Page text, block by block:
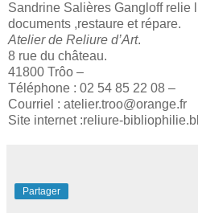
Sandrine Salières Gangloff relie
documents ,restaure et répare.
Atelier de Reliure d’Art.
8 rue du château.
41800 Trôo –
Téléphone : 02 54 85 22 08 –
Courriel : atelier.troo@orange.fr
Site internet :reliure-
Partager